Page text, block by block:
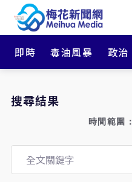
即時 毒油風暴 政治
搜尋結果
時間範圍：